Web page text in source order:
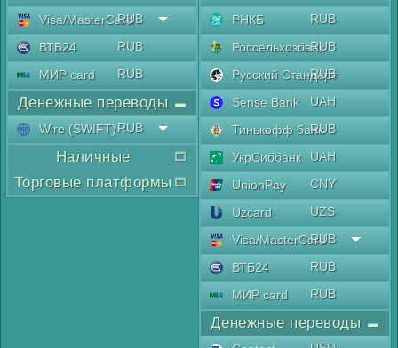
Visa/MasterCard
RUB
ВТБ24
RUB
МИР card
RUB
Денежные переводы
Wire (SWIFT)RUB
Наличные
Торговые платформы
РНКБ
RUB
РоссельхозбанкRUB
Русский Стандарт
RUB
Sense Bank
UAH
Тинькофф банкRUB
УкрСиббанк
UAH
UnionPay
CNY
Uzcard
UZS
Visa/MasterCard
RUB
ВТБ24
RUB
МИР card
RUB
Денежные переводы